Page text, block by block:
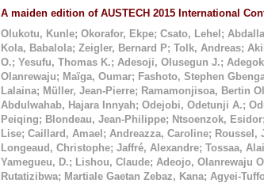
A maiden edition of AUSTECH 2015 International
Olukotu, Kunle; Okorafor, Ekpe; Csato, Lehel ;
Kola, Babalola; Zeigler, Bernard P; Tolk, Andreas;
O.; Yesufu, Thomas K.; Adesoji, Olusegun J.;
Olanrewaju; Maïga, Oumar; Fashoto, Stephen
Lalaina; Müller, Jean-Pierre; Ramamonjisoa, Bertin
Abdulwahab, Hajara Innyah; Odejobi, Odetunji A.;
Peiqing; Blondeau, Jean-Philippe; Ntsoenzok, Esidor;
Lise; Caillard, Amael ; Andreazza, Caroline; Roussel,
Longeaud, Christophe; Jaffré, Alexandre; Tossaa,
Yamegueu, D.; Lishou, Claude; Adeojo, Olanrewaju
Rutatizibwa; Martiale Gaetan Zebaz, Kana; Agyei-